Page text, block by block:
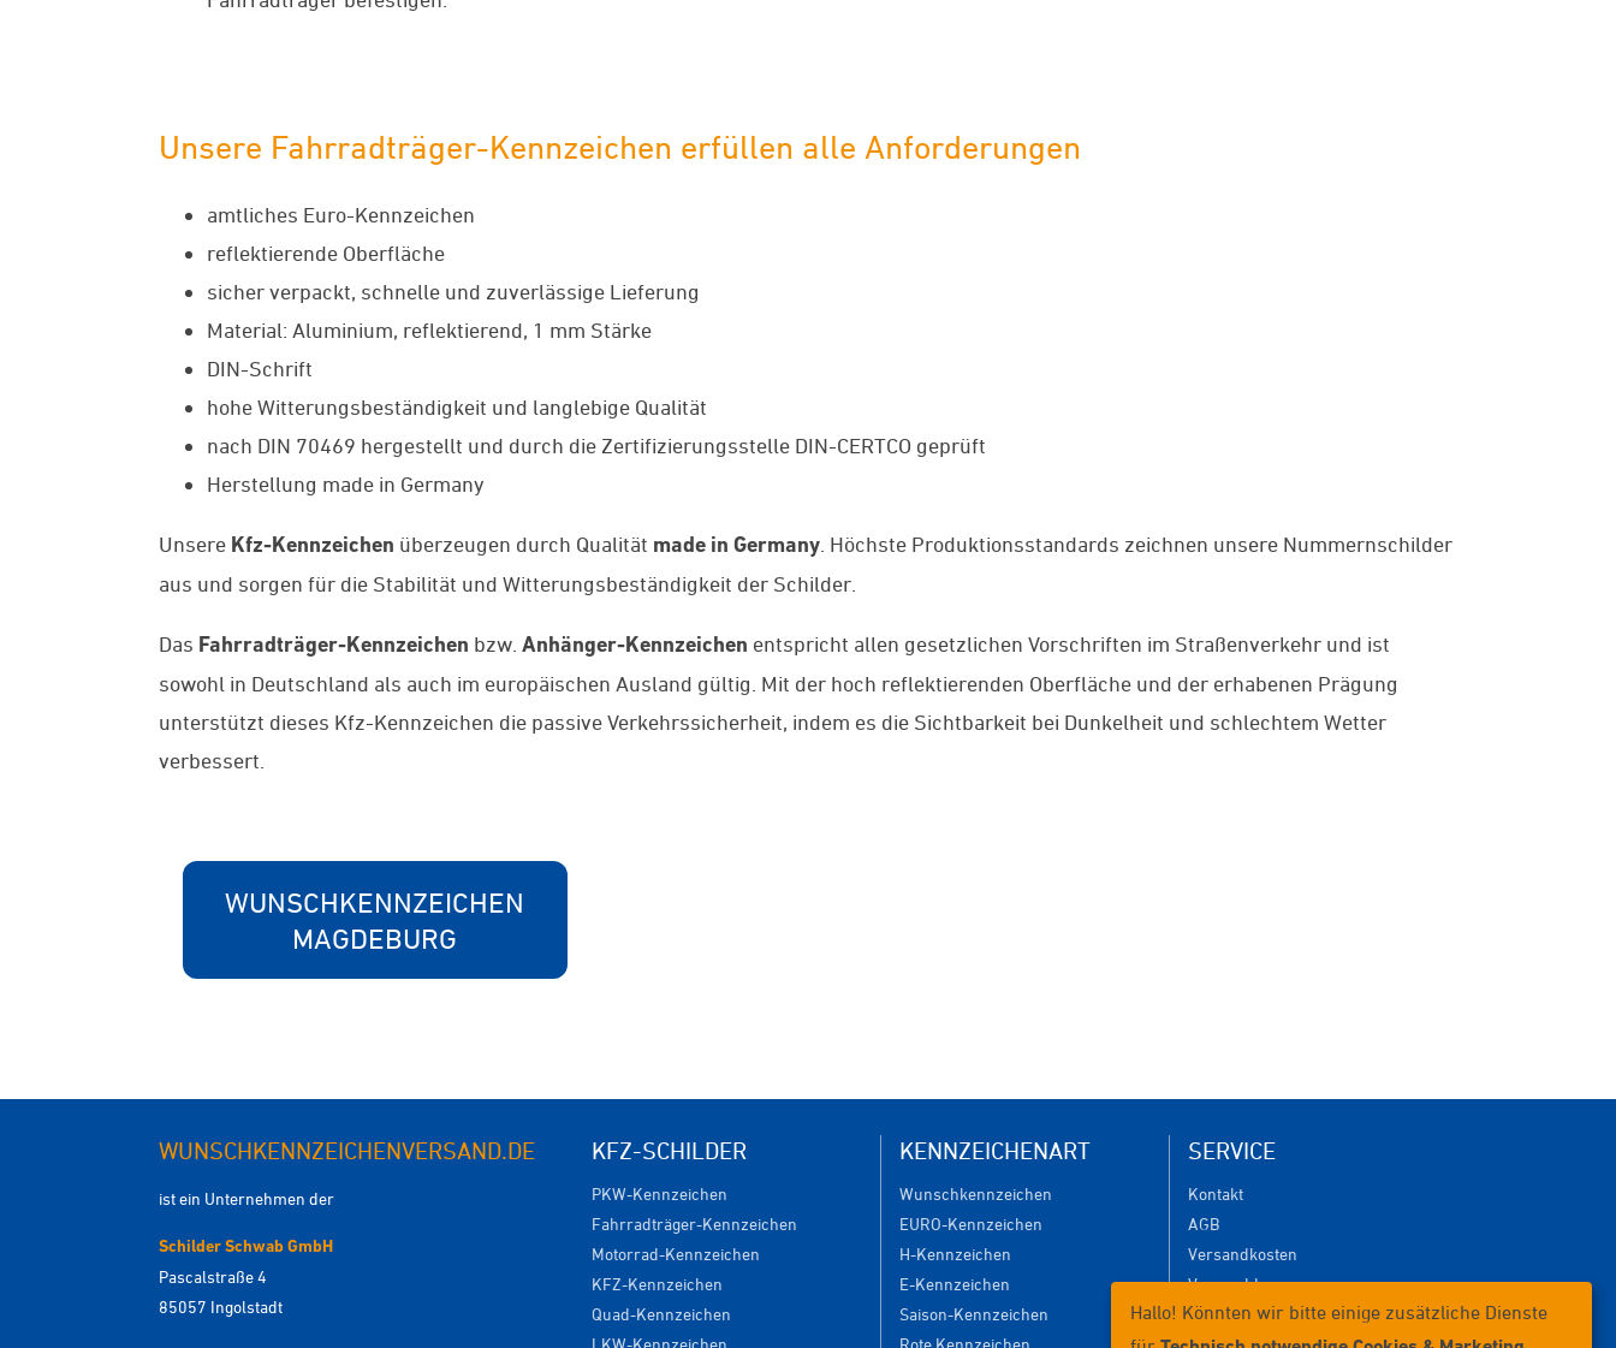
Unsere Fahrradträger-Kennzeichen erfüllen alle Anforderungen
amtliches Euro-Kennzeichen
reflektierende Oberfläche
sicher verpackt, schnelle und zuverlässige Lieferung
Material: Aluminium, reflektierend, 1 mm Stärke
DIN-Schrift
hohe Witterungsbeständigkeit und langlebige Qualität
nach DIN 70469 hergestellt und durch die Zertifizierungsstelle DIN-CERTCO geprüft
Herstellung made in Germany
Unsere Kfz-Kennzeichen überzeugen durch Qualität made in Germany . Höchste Produktionsstandards zeichnen unsere Nummernschilder
aus und sorgen für die Stabilität und Witterungsbeständigkeit der Schilder.
Das Fahrradträger-Kennzeichen bzw. Anhänger-Kennzeichen entspricht allen gesetzlichen Vorschriften im Straßenverkehr und ist
sowohl in Deutschland als auch im europäischen Ausland gültig. Mit der hoch reflektierenden Oberfläche und der erhabenen Prägung
unterstützt dieses Kfz-Kennzeichen die passive Verkehrssicherheit, indem es die Sichtbarkeit bei Dunkelheit und schlechtem Wetter
verbessert.
WUNSCHKENNZEICHEN
MAGDEBURG
WUNSCHKENNZEICHENVERSAND.DE
ist ein Unternehmen der
Schilder Schwab GmbH
Pascalstraße 4
85057 Ingolstadt
KFZ-SCHILDER
PKW-Kennzeichen
Fahrradträger-Kennzeichen
Motorrad-Kennzeichen
KFZ-Kennzeichen
Quad-Kennzeichen
KENNZEICHENART
Wunschkennzeichen
EURO-Kennzeichen
H-Kennzeichen
E-Kennzeichen
Saison-Kennzeichen
SERVICE
Kontakt
AGB
Versandkosten
Versanddauer
Lieferbedingungen
Hallo! Könnten wir bitte einige zusätzliche Dienste